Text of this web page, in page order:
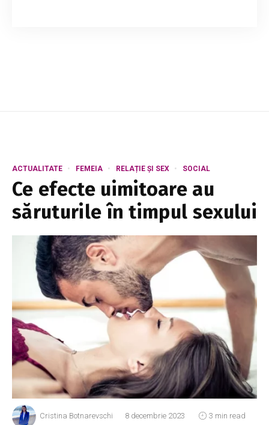
ACTUALITATE FEMEIA RELAȚIE ȘI SEX SOCIAL
Ce efecte uimitoare au
săruturile în timpul sexului
Cristina Botnarevschi 8 decembrie 2023 3 min read